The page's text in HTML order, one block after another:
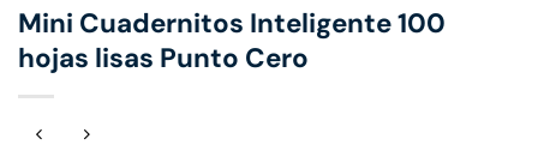
Mini Cuadernitos Inteligente 100
hojas lisas Punto Cero